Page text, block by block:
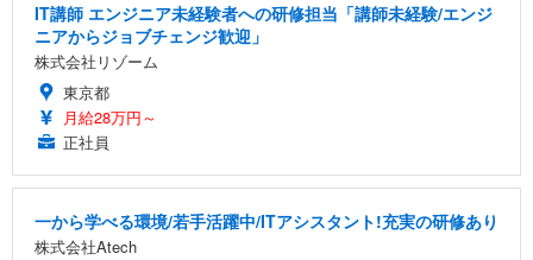
IT講師 エンジニア未経験者への研修担当「講師未経験/エンジ
ニアからジョブチェンジ歓迎」
株式会社リゾーム
東京都
月給28万円～
正社員
一から学べる環境/若手活躍中/ITアシスタント!充実の研修あり
株式会社Atech